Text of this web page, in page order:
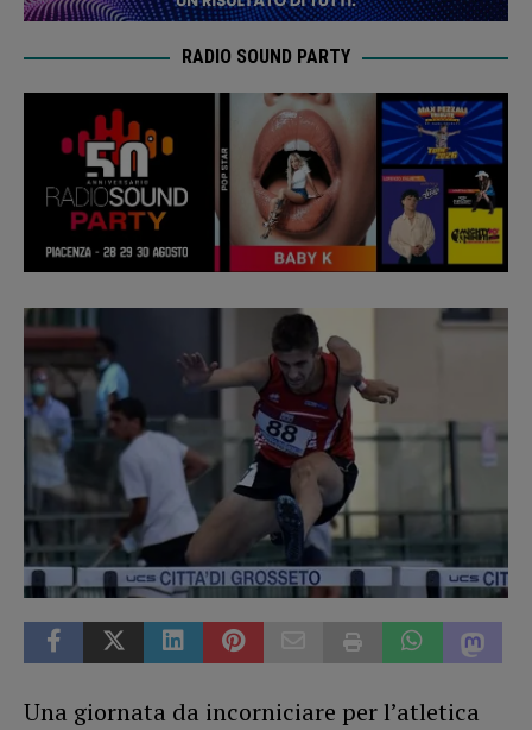
RADIO SOUND PARTY
Una giornata da incorniciare per l’atletica